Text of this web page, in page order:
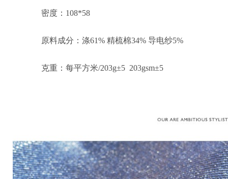
密度：108*58
原料成分：涤61% 精梳棉34% 导电纱5%
克重：每平方米/203g±5 203gsm±5